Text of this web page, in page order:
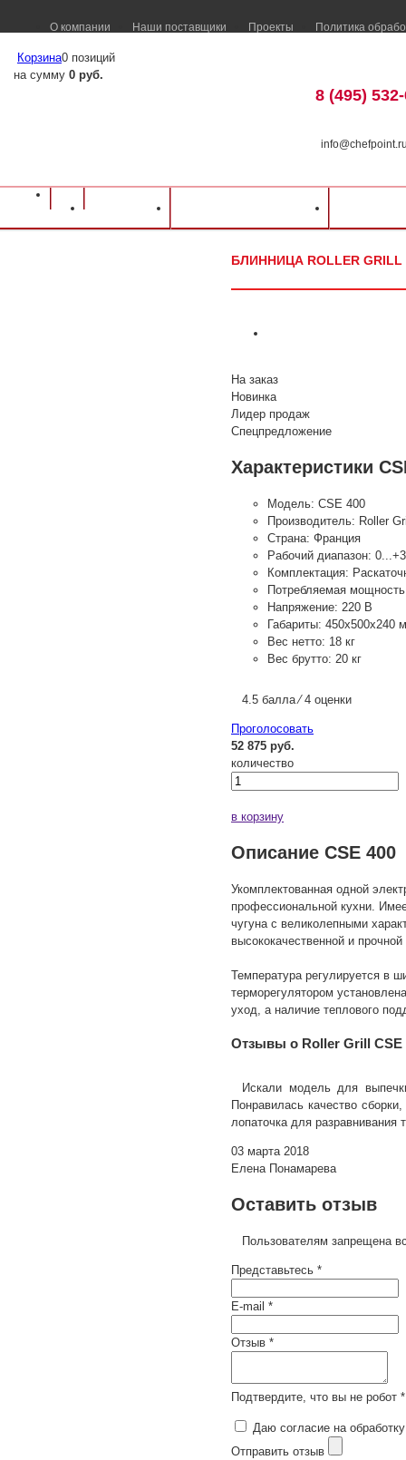
О компании Наши поставщики Проекты Политика
Корзина0 позиций
на сумму 0 руб.
8 (495)
Оборудование для ресторанов и кафе
БЛИННИЦА ROLLER GRILL
На заказ
Новинка
Лидер продаж
Спецпредложение
Характеристики
Модель: CSE 400
Производитель: Roller
Страна: Франция
Рабочий диапазон:
Комплектация:
Потребляемая
Напряжение: 220 В
Габариты: 450x500x240
Вес нетто: 18 кг
Вес брутто: 20 кг
4.5 балла ⁄ 4 оценки
Проголосовать
52 875 руб.
количество
в корзину
Описание CSE 400
Укомплектованная одной
профессиональной кухни.
чугуна с великолепными
высококачественной и
Температура регулируется в
терморегулятором
уход, а наличие теплового
Отзывы о Roller Grill CSE
Искали модель для
Понравилась качество
лопаточка для разравнивания
03 марта 2018
Елена Понамарева
Оставить отзыв
Пользователям запрещена
Представьтесь *
E-mail *
Отзыв *
Подтвердите, что вы не робот *
Даю согласие на
Отправить отзыв